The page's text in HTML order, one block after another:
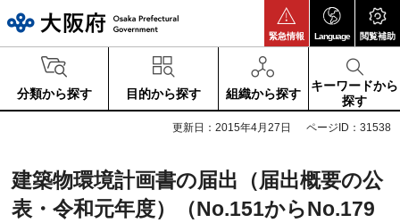
緊急情報 Language 閲覧補助
分類から探す 目的から探す 組織から探す
キーワードから
探す
更新日：2015年4月27日 ページID：31538
建築物環境計画書の届出（届出概要の公
表・令和元年度）（No.151からNo.179